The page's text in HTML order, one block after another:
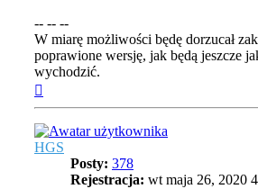
-- -- --
W miarę możliwości będę dorzucał
poprawione wersję, jak będą jeszcze
wychodzić.
HGS
Posty: 378
Rejestracja: wt maja 26, 2020